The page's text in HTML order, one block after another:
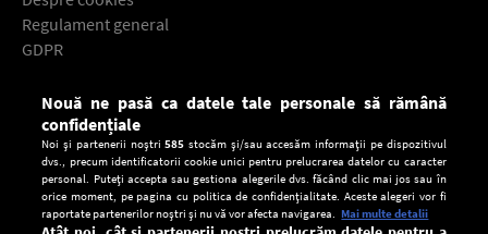
Regulament general
GDPR
Descarcă gratuit aplicaţia Europa FM pentru smartphone:
Nouă ne pasă ca datele tale personale să rămână
confidențiale
Noi și partenerii noștri585 stocăm și/sau accesăm informații pe dispozitivul
dvs., precum identificatorii cookie unici pentru prelucrarea datelor cu caracter
personal. Puteți accepta sau gestiona alegerile dvs. făcând clic mai jos sau în
orice moment, pe pagina cu politica de confidențialitate. Aceste alegeri vor fi
raportate partenerilor noștri și nu vă vor afecta navigarea. Mai multe detalii